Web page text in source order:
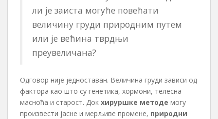
ли је заиста могуће повећати
величину груди природним путем
или је већина тврдњи
преувеличана?
Одговор није једноставан. Величина груди зависи од
фактора као што су генетика, хормони, телесна
масноћа и старост. Док хируршке методе могу
произвести јасне и мерљиве промене, природни